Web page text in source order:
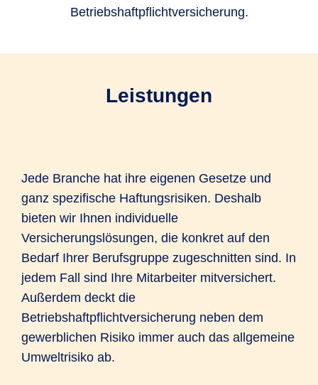
Betriebshaftpflichtversicherung.
Leistungen
Jede Branche hat ihre eigenen Gesetze und
ganz spezifische Haftungsrisiken. Deshalb
bieten wir Ihnen individuelle
Versicherungslösungen, die konkret auf den
Bedarf Ihrer Berufsgruppe zugeschnitten sind. In
jedem Fall sind Ihre Mitarbeiter mitversichert.
Außerdem deckt die
Betriebshaftpflichtversicherung neben dem
gewerblichen Risiko immer auch das allgemeine
Umweltrisiko ab.